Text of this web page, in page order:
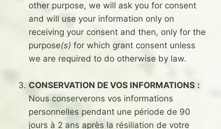
other purpose, we will ask you for consent
and will use your information only on
receiving your consent and then, only for the
purpose(s) for which grant consent unless
we are required to do otherwise by law.
CONSERVATION DE VOS INFORMATIONS :
Nous conserverons vos informations
personnelles pendant une période de 90
jours à 2 ans après la résiliation de votre